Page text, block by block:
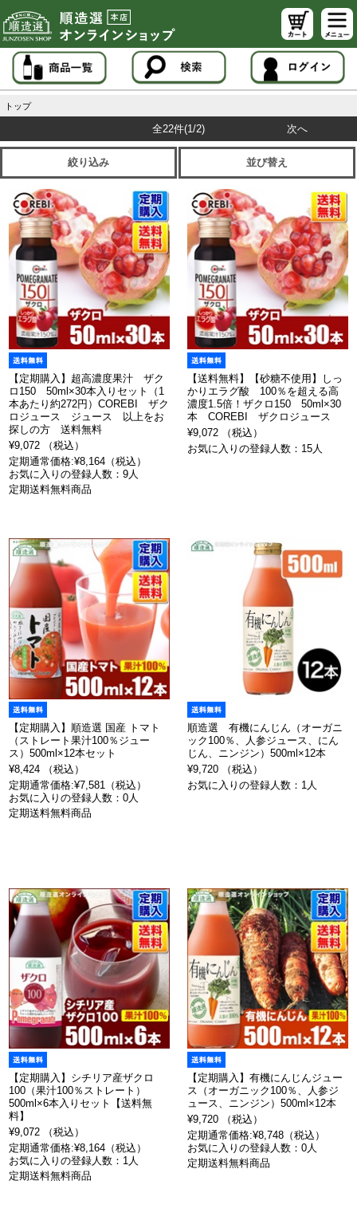
トップ
全22件(1/2) 次へ
絞り込み 並び替え
【定期購入】超高濃度果汁 ザク
ロ150 50ml×30本入りセット（1
本あたり約272円）COREBI ザク
ロジュース ジュース 以上をお
探しの方 送料無料
¥9,072 （税込）
定期通常価格:¥8,164（税込）
お気に入りの登録人数：9人
定期送料無料商品
【送料無料】【砂糖不使用】しっ
かりエラグ酸 100％を超える高
濃度1.5倍！ザクロ150 50ml×30
本 COREBI ザクロジュース
¥9,072 （税込）
お気に入りの登録人数：15人
【定期購入】順造選 国産 トマト
（ストレート果汁100％ジュー
ス）500ml×12本セット
¥8,424 （税込）
定期通常価格:¥7,581（税込）
お気に入りの登録人数：0人
定期送料無料商品
順造選 有機にんじん（オーガニ
ック100％、人参ジュース、にん
じん、ニンジン）500ml×12本
¥9,720 （税込）
お気に入りの登録人数：1人
【定期購入】シチリア産ザクロ
100（果汁100％ストレート）
500ml×6本入りセット【送料無
料】
¥9,072 （税込）
定期通常価格:¥8,164（税込）
お気に入りの登録人数：1人
定期送料無料商品
【定期購入】有機にんじんジュー
ス（オーガニック100％、人参ジ
ュース、ニンジン）500ml×12本
¥9,720 （税込）
定期通常価格:¥8,748（税込）
お気に入りの登録人数：0人
定期送料無料商品